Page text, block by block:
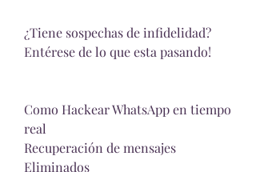
¿Tiene sospechas de infidelidad?
Entérese de lo que esta pasando!
Como Hackear WhatsApp en tiempo
real
Recuperación de mensajes
Eliminados